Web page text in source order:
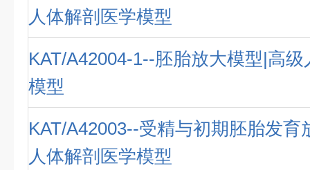
人体解剖医学模型
KAT/A42004-1--胚胎放大模型|高
模型
KAT/A42003--受精与初期胚胎发育
人体解剖医学模型